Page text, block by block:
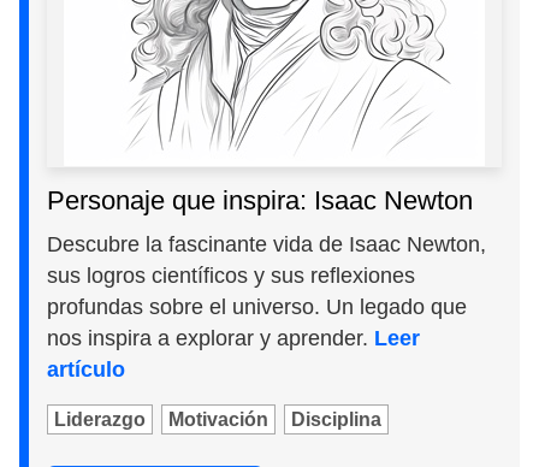
Personaje que inspira: Isaac Newton
Descubre la fascinante vida de Isaac Newton,
sus logros científicos y sus reflexiones
profundas sobre el universo. Un legado que
nos inspira a explorar y aprender. Leer
artículo
Liderazgo Motivación Disciplina